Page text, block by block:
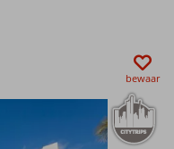
bewaar